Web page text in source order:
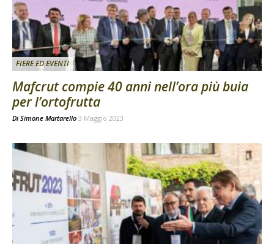
FIERE ED EVENTI
Mafcrut compie 40 anni nell’ora più buia
per l’ortofrutta
Di Simone Martarello 3 Maggio 2023